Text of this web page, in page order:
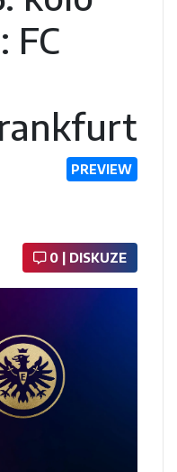
FC
PREVIEW
0 | DISKUZE